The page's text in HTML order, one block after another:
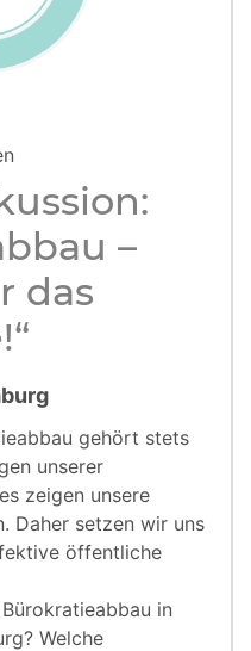
–
das
gehört stets
unserer
zeigen unsere
Daher setzen wir uns
öffentliche
in
Welche